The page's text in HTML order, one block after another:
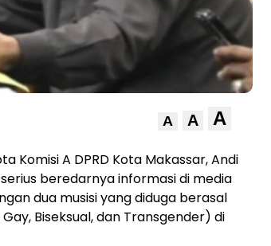
A A A
Komisi A DPRD Kota Makassar, Andi
beredarnya informasi di media
dua musisi yang diduga berasal
Biseksual, dan Transgender) di